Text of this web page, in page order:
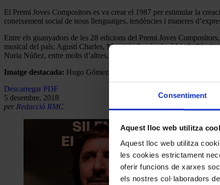
Consentiment
Aquest lloc web utilitza
Aquest lloc web utilitza
les cookies estrictament
oferir funcions de xarxes
els nostres col·laboradors
El Premi Joves Compositors es va crear el 1987 per estimular la
coneixement social de nous llenguatges, tendències i maneres
Entre els guanyadors de les 28 edicions del Premi Joves
musical del país: Agustí Charles, Mauricio Sotelo, José María
Nuria Núñez, entre molts d’altres, han estat protagonistes d’aquesta
Imatge destacada: Hugo Gómez-Chao Porta rep el Premi Joves
Descarregar PDF
5 desembre, 2018
per Redacció RMC